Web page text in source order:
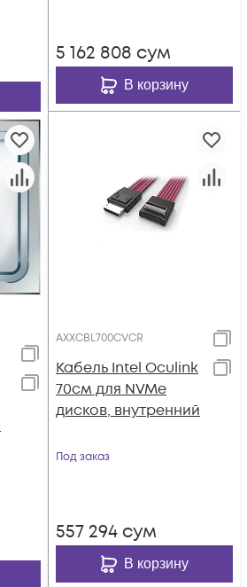
5 162 808 сум
В корзину
AXXCBL700CVCR
Кабель Intel Oculink
70см для NVMe
дисков, внутренний
Под заказ
557 294 сум
В корзину